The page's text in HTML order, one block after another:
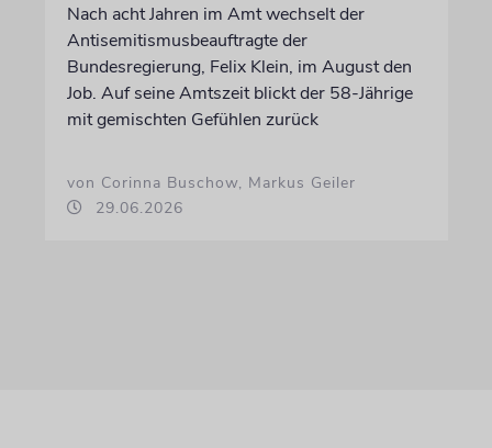
Nach acht Jahren im Amt wechselt der
Antisemitismusbeauftragte der
Bundesregierung, Felix Klein, im August den
Job. Auf seine Amtszeit blickt der 58-Jährige
mit gemischten Gefühlen zurück
von Corinna Buschow, Markus Geiler
29.06.2026